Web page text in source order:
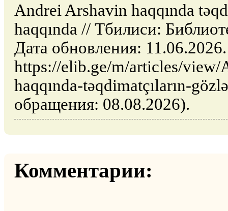
Andrei Arshavin haqqında
haqqında // Тбилиси:
Дата обновления:
https://elib.ge/m/articles/
haqqında-təqdimatçıların-
обращения: 08.08.2026).
Комментарии: